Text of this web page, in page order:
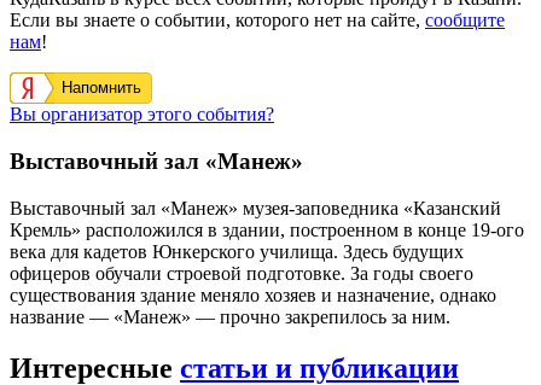
Если вы знаете о событии, которого нет на сайте, сообщите
нам!
Напомнить
Вы организатор этого события?
Выставочный зал «Манеж»
Выставочный зал «Манеж» музея-заповедника «Казанский
Кремль» расположился в здании, построенном в конце 19-ого
века для кадетов Юнкерского училища. Здесь будущих
офицеров обучали строевой подготовке. За годы своего
существования здание меняло хозяев и назначение, однако
название — «Манеж» — прочно закрепилось за ним.
Интересные статьи и публикации